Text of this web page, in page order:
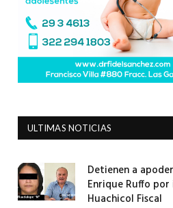
ULTIMAS NOTICIAS
Detienen a
Enrique Ruffo
Huachicol Fiscal